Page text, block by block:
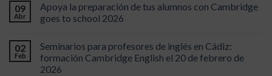
09
Abr
Apoya la preparación de tus alumnos con Cambridge
goes to school 2026
02
Feb
Seminarios para profesores de inglés en Cádiz:
formación Cambridge English el 20 de febrero de
2026